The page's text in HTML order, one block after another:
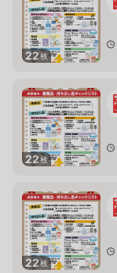
22枚
22枚
22枚